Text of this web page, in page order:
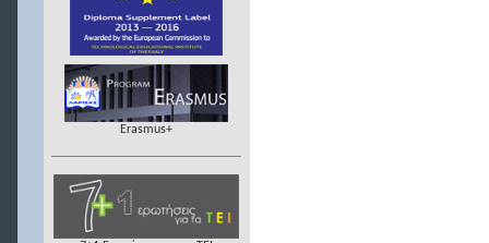
Erasmus+